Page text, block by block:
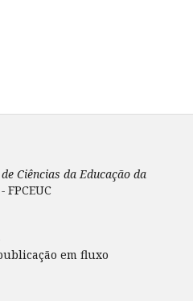
Ciências da Educação da
FPCEUC
em fluxo